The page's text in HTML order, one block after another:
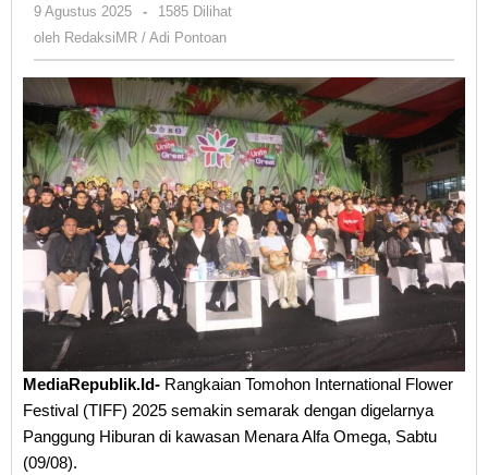
9 Agustus 2025
oleh
RedaksiMR
Pontoan
-
1585 Dilihat
oleh RedaksiMR / Adi Pontoan
MediaRepublik.Id- Rangkaian Tomohon International Flower
Festival (TIFF) 2025 semakin semarak dengan digelarnya
Panggung Hiburan di kawasan Menara Alfa Omega, Sabtu
(09/08).